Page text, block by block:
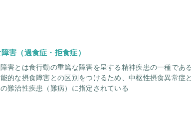
害（過食症・拒食症）
害とは食行動の重篤な障害を呈する精神疾患の一種であ
的な摂食障害との区別をつけるため、中枢性摂食異常症
難治性疾患（難病）に指定されている